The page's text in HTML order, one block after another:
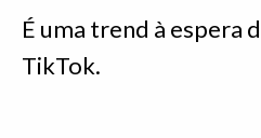
É uma trend à espera
TikTok.